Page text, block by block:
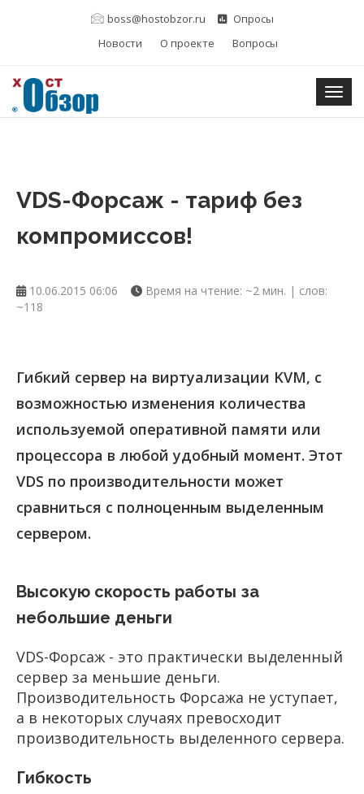
boss@hostobzor.ru
Опросы
Новости
О проекте Вопросы
VDS-Форсаж - тариф без
компромиссов!
10.06.2015 06:06
Время на чтение: ~2 мин. | слов:
~118
Гибкий сервер на виртуализации KVM, с
возможностью изменения количества
используемой оперативной памяти или
процессора в любой удобный момент. Этот
VDS по производительности может
сравниться с полноценным выделенным
сервером.
Высокую скорость работы за
небольшие деньги
VDS-Форсаж - это практически выделенный
сервер за меньшие деньги.
Производительность Форсажа не уступает,
а в некоторых случаях превосходит
производительность выделенного сервера.
Гибкость